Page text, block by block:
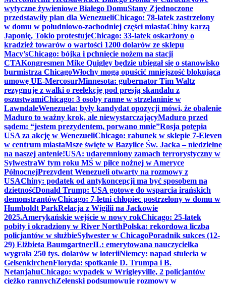
wytyczne żywieniowe Białego DomuStany Zjednoczone
przedstawiły plan dla WenezueliChicago: 78-latek zastrzelony
w domu w południowo-zachodniej części miastaChiny karzą
Japonię, Tokio protestujeChicago: 33-latek oskarżony o
kradzież towarów o wartości 1200 dolarów ze sklepu
Macy’sChicago: bójka i pchnięcie nożem na stacji
CTAKongresmen Mike Quigley będzie ubiegał się o stanowisko
burmistrza ChicagoWłochy mogą opuścić mniejszość blokującą
umowę UE-MercosurMinnesota: gubernator Tim Waltz
rezygnuje z walki o reelekcję pod presją skandalu z
oszustwamiChicago: 3 osoby ranne w strzelaninie w
LawndaleWenezuela: były kandydat opozycji mówi, że obalenie
Maduro to ważny krok, ale niewystarczającyMaduro przed
sądem: “jestem prezydentem, porwano mnie”Rosja potępia
USA za akcję w WenezueliChicago: rabunek w sklepie 7-Eleven
w centrum miastaMsze święte w Bazylice Św. Jacka – niedzielne
na naszej antenie!USA: udaremniony zamach terrorystyczny w
SylwestraW tym roku MŚ w piłce nożnej w Ameryce
PółnocnejPrezydent Wenezueli otwarty na rozmowy z
USAChiny: podatek od antykoncepcji ma być sposobem na
dzietnośćDonald Trump: USA gotowe do wsparcia irańskich
demonstrantówChicago: 7-letni chłopiec postrzelony w domu w
Humboldt ParkRelacja z Wigilii na Jackowie
2025.Amerykańskie wejście w nowy rokChicago: 25-latek
pobity i okradziony w River NorthPolska: rekordowa liczba
policjantów w służbieSylwester w ChicagoPoradnik sukces (12-
29) Elżbieta BaumgartnerIL: emerytowana nauczycielka
wygrała 250 tys. dolarów w loteriiNiemcy: napad stulecia w
GelsenkirchenFloryda: spotkanie D. Trumpa i B.
NetanjahuChicago: wypadek w Wrigleyville, 2 policjantów
ciężko rannychZełenski podsumowuje rozmowy w